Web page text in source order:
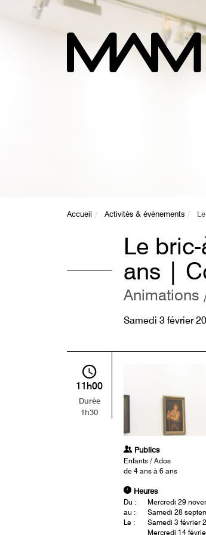
Accueil Activités & événements
Le
ans |
Animations
Samedi 3 février
11h00
Durée
1h30
Publics
Enfants / Ados
de 4 ans à 6 ans
Heures
Du :
Mercredi 29
au :
Samedi 28
Le :
Samedi 3 février
Mercredi 14